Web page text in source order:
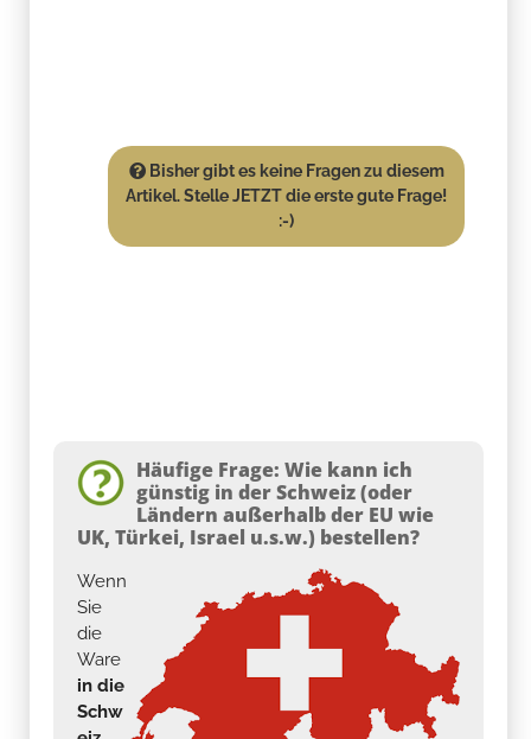
Bisher gibt es keine Fragen zu diesem
Artikel. Stelle JETZT die erste gute Frage!
:-)
Häufige Frage: Wie kann ich
günstig in der Schweiz (oder
Ländern außerhalb der EU wie
UK, Türkei, Israel u.s.w.) bestellen?
Wenn
Sie
die
Ware
in die
Schw